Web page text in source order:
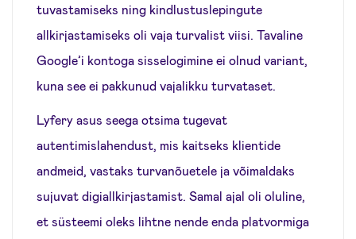
tuvastamiseks ning kindlustuslepingute
allkirjastamiseks oli vaja turvalist viisi. Tavaline
Google’i kontoga sisselogimine ei olnud variant,
kuna see ei pakkunud vajalikku turvataset.
Lyfery asus seega otsima tugevat
autentimislahendust, mis kaitseks klientide
andmeid, vastaks turvanõuetele ja võimaldaks
sujuvat digiallkirjastamist. Samal ajal oli oluline,
et süsteemi oleks lihtne nende enda platvormiga